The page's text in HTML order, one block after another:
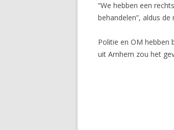
“We hebben een
behandelen”, aldus de
Politie en OM hebben
uit Arnhem zou het